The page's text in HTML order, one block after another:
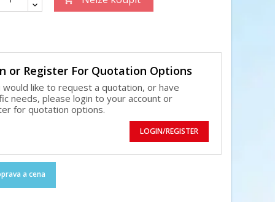
or Register For Quotation Options
would like to request a quotation, or have
needs, please login to your account or
for quotation options.
LOGIN/REGISTER
a cena